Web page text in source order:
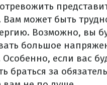
Вам может быть
Возможно, вы
большое
Особенно, если вас
браться за